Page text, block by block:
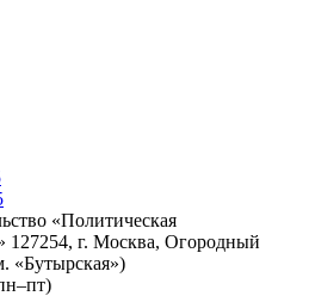
«Политическая
127254, г. Москва, Огородный
«Бутырская»)